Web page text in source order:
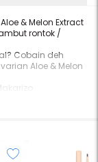
& Melon Extract
rontok /
Cobain deh
Aloe & Melon
keramas,
yang dapat